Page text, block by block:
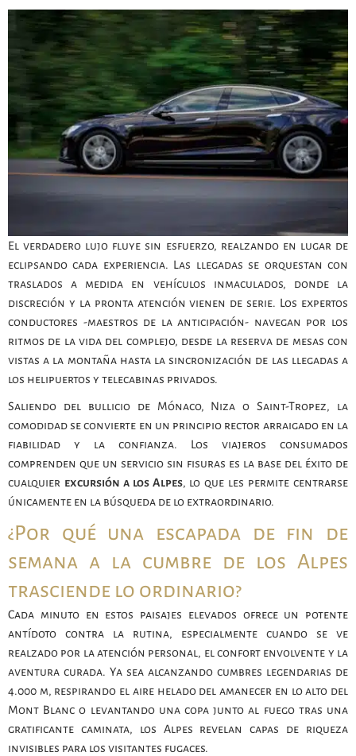
El verdadero lujo fluye sin esfuerzo, realzando en lugar de
eclipsando cada experiencia. Las llegadas se orquestan con
traslados a medida en vehículos inmaculados, donde la
discreción y la pronta atención vienen de serie. Los expertos
conductores -maestros de la anticipación- navegan por los
ritmos de la vida del complejo, desde la reserva de mesas con
vistas a la montaña hasta la sincronización de las llegadas a
los helipuertos y telecabinas privados.
Saliendo del bullicio de Mónaco, Niza o Saint-Tropez, la
comodidad se convierte en un principio rector arraigado en la
fiabilidad y la confianza. Los viajeros consumados
comprenden que un servicio sin fisuras es la base del éxito de
cualquier excursión a los Alpes, lo que les permite centrarse
únicamente en la búsqueda de lo extraordinario.
¿Por qué una escapada de fin de
semana a la cumbre de los Alpes
trasciende lo ordinario?
Cada minuto en estos paisajes elevados ofrece un potente
antídoto contra la rutina, especialmente cuando se ve
realzado por la atención personal, el confort envolvente y la
aventura curada. Ya sea alcanzando cumbres legendarias de
4.000 m, respirando el aire helado del amanecer en lo alto del
Mont Blanc o levantando una copa junto al fuego tras una
gratificante caminata, los Alpes revelan capas de riqueza
invisibles para los visitantes fugaces.